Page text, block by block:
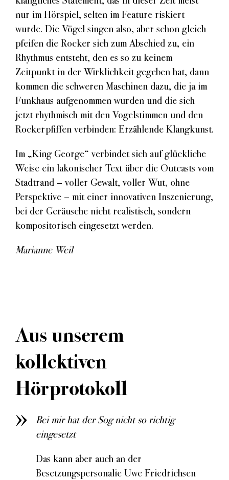
nur im Hörspiel, selten im Feature riskiert
wurde. Die Vögel singen also, aber schon gleich
pfeifen die Rocker sich zum Abschied zu, ein
Rhythmus entsteht, den es so zu keinem
Zeitpunkt in der Wirklichkeit gegeben hat, dann
kommen die schweren Maschinen dazu, die ja im
Funkhaus aufgenommen wurden und die sich
jetzt rhythmisch mit den Vogelstimmen und den
Rockerpfiffen verbinden: Erzählende Klangkunst.
Im „King George“ verbindet sich auf glückliche
Weise ein lakonischer Text über die Outcasts vom
Stadtrand – voller Gewalt, voller Wut, ohne
Perspektive – mit einer innovativen Inszenierung,
bei der Geräusche nicht realistisch, sondern
kompositorisch eingesetzt werden.
Marianne Weil
Aus unserem
kollektiven
Hörprotokoll
Bei mir hat der Sog nicht so richtig
eingesetzt
Das kann aber auch an der
Besetzungspersonalie Uwe Friedrichsen